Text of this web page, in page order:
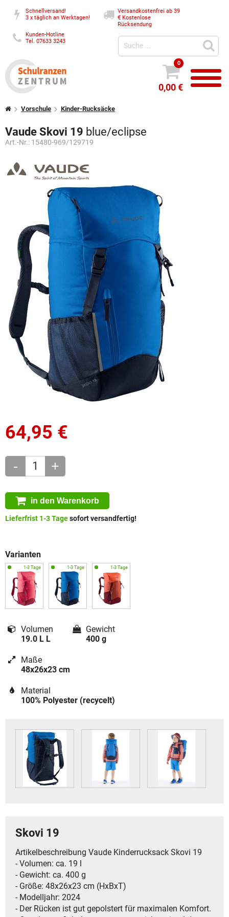
Schnellversand!
3 x täglich an Werktagen!
Versandkostenfrei ab 39
€Kostenlose
Rücksendung
Kunden-Hotline
Tel. 07633 3243
0
0,00 €
Vorschule Kinder-Rucksäcke
Vaude Skovi 19 blue/eclipse
Art.-Nr.: 15480-969/129719
64,95 €
- +
in den Warenkorb
Lieferfrist 1-3 Tagesofort versandfertig!
Varianten
Volumen
19.0 L L
Gewicht
400 g
Maße
48x26x23 cm
Material
100% Polyester (recycelt)
Skovi 19
Artikelbeschreibung Vaude Kinderrucksack Skovi 19
- Volumen: ca. 19 l
- Gewicht: ca. 400 g
- Größe: 48x26x23 cm (HxBxT)
- Modelljahr: 2024
- Der Rücken ist gut gepolstert für maximalen Komfort.